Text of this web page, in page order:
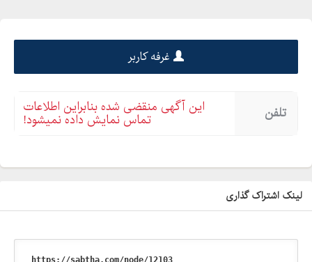
غرفه کاربر
تلفن این آگهی منقضی شده بنابراین اطلاعات
تماس نمایش داده نمیشود!
لینک اشتراک گذاری